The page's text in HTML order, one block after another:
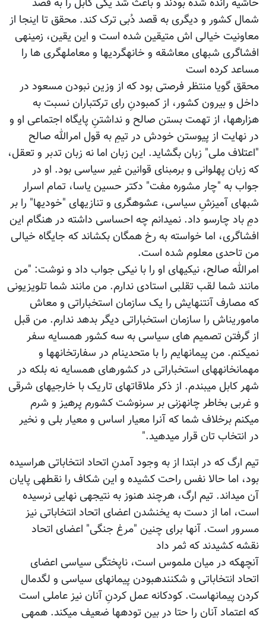
شمال کشور و دیگری به قصد دُبی ترک کند. محقق تا این‎جا از
معاونیت خیالی اش متیقین شده است و این یقین، زمینه‎ی
افشاگری شب‎های معاشقه و خانه‎گردی‎ها و معامله‎گری ها را
مساعد کرده است
محقق گویا منتظر فرصتی بود که از وزین نبودن مسعود در
داخل و بیرون کشور، از کم‎بودنِ رای ترک‎تباران نسبت به
هزاره‎ها، از تهمت بستن صالح و نداشتنِ پایگاه اجتماعی او و
در نهایت از پیوستن خودش در تیمِ به قول امرالله صالح
"اعتلاف ملی" زبان بگشاید. این زبان اما نه زبان تدبر و تعقل،
که زبان پهلوانی و برمبنای قوانین غیر سیاسی بود. او در
جواب به "چار مشوره مفت" دکتر حسین یاسا، تمام اسرار
شب‎های آمیزشِ سیاسی، عشوه‎گری و تنازی‎های "خودی‎ها" را بر
دمِ باد چارسو داد. نمی‎دانم چه احساسی داشته در هنگام این
افشاگری، اما خواسته به رخ همگان بکشاند که جایگاه خیالی
من تاحدی معلوم شده است.
امرالله صالح، نیکی‎های او را با نیکی جواب داد و نوشت: "من
مانند شما لقب تقلبی استادی ندارم. من مانند شما تلویزیونی
که مصارف آنتن‎هایش را یک سازمان استخباراتی و معاش
مامورین‎اش را سازمان استخباراتی دیگر بدهد ندارم. من قبل
از گرفتن تصمیم های سیاسی به سه کشور همسایه سفر
نمی‎کنم. من پیمان‎هایم را با متحدین‎ام در سفارت‎خانه‎ها و
مهمان‎خانه‎های استخباراتی در کشور‎های همسایه نه بلکه در
شهر کابل می‎بندم. از ذکر ملاقات‎های تاریک با خارجی‎های شرقی
و غربی بخاطر چانه‎زنی بر سرنوشت کشورم پرهیز و شرم
می‎کنم برخلاف شما که آنرا معیار اساس و معیار بلی و نخیر
در انتخاب تان قرار می‎دهید."
تیم ارگ که در ابتدا از به وجود آمدنِ اتحاد انتخاباتی هراسیده
بود، اما حالا نفس راحت کشیده و این شکاف را نقطه‎ی پایان
آن می‎داند. تیم ارگ، هرچند هنوز به نتیجه‎ی نهایی نرسیده
است، اما از دست به یخن‎شدن اعضای اتحاد انتخاباتی نیز
مسرور است. آنها برای چنین "مرغ جنگی" اعضای اتحاد
نقشه کشیدند که ثمر داد
آنچه‎که در میان ملموس است، ناپختگی سیاسی اعضای
اتحاد انتخاباتی و شکننده‎بودن پیمان‎های سیاسی و لگدمال
کردن پیمان‎هاست. کودکانه عمل کردنِ آنان نیز عاملی است
که اعتماد آنان را حتا در بین توده‎ها ضعیف می‎کند. همه‎ی